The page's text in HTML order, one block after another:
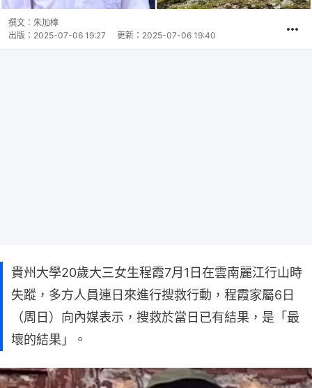
撰文： 朱加樟
出版： 2025-07-06 19:27 更新： 2025-07-06 19:40
貴州大學20歲大三女生程霞7月1日在雲南麗江行山時
失蹤，多方人員連日來進行搜救行動，程霞家屬6日
（周日）向內媒表示，搜救於當日已有結果，是「最
壞的結果」。